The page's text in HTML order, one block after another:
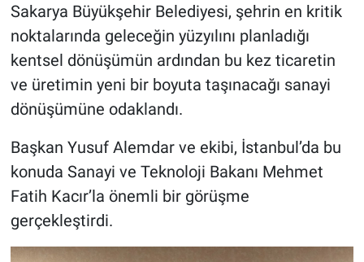
Sakarya Büyükşehir Belediyesi, şehrin en kritik
noktalarında geleceğin yüzyılını planladığı
kentsel dönüşümün ardından bu kez ticaretin
ve üretimin yeni bir boyuta taşınacağı sanayi
dönüşümüne odaklandı.
Başkan Yusuf Alemdar ve ekibi, İstanbul’da bu
konuda Sanayi ve Teknoloji Bakanı Mehmet
Fatih Kacır’la önemli bir görüşme
gerçekleştirdi.